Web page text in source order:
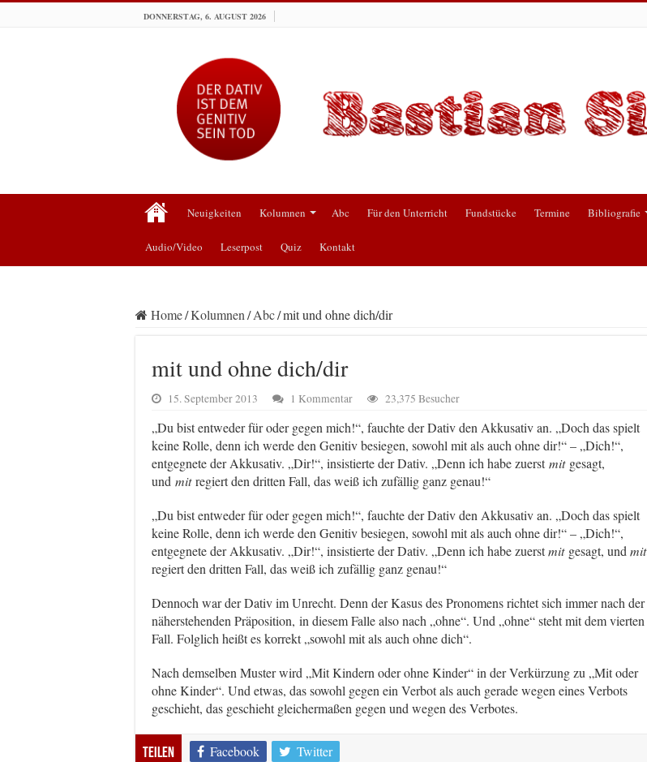
DONNERSTAG, 6. AUGUST 2026
Neuigkeiten Kolumnen Abc Für den Unterricht Fundstücke Termine Bibliografie
Audio/Video Leserpost Quiz Kontakt
Home/Kolumnen/Abc/mit und ohne dich/dir
mit und ohne dich/dir
15. September 2013 1 Kommentar 23,375 Besucher
„Du bist entweder für oder gegen mich!“, fauchte der Dativ den Akkusativ an. „Doch das spielt
keine Rolle, denn ich werde den Genitiv besiegen, sowohl mit als auch ohne dir!“ – „Dich!“,
entgegnete der Akkusativ. „Dir!“, insistierte der Dativ. „Denn ich habe zuerstmitgesagt,
und mitregiert den dritten Fall, das weiß ich zufällig ganz genau!“
„Du bist entweder für oder gegen mich!“, fauchte der Dativ den Akkusativ an. „Doch das spielt
keine Rolle, denn ich werde den Genitiv besiegen, sowohl mit als auch ohne dir!“ – „Dich!“,
entgegnete der Akkusativ. „Dir!“, insistierte der Dativ. „Denn ich habe zuerstmitgesagt, und mit
regiert den dritten Fall, das weiß ich zufällig ganz genau!“
Dennoch war der Dativ im Unrecht. Denn der Kasus des Pronomens richtet sich immer nach der
näherstehenden Präposition, in diesem Falle also nach „ohne“. Und „ohne“ steht mit dem vierten
Fall. Folglich heißt es korrekt „sowohl mit als auch ohne dich“.
Nach demselben Muster wird „Mit Kindern oder ohne Kinder“ in der Verkürzung zu „Mit oder
ohne Kinder“. Und etwas, das sowohl gegen ein Verbot als auch gerade wegen eines Verbots
geschieht, das geschieht gleichermaßen gegen und wegen des Verbotes.
Teilen Facebook Twitter